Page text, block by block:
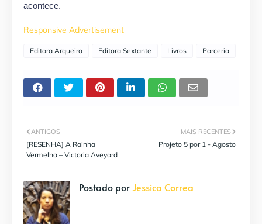
acontece.
Responsive Advertisement
Editora Arqueiro Editora Sextante Livros Parceria
MAIS RECENTES
Projeto 5 por 1 - Agosto
ANTIGOS
[RESENHA] A Rainha
Vermelha – Victoria Aveyard
Postado porJessica Correa